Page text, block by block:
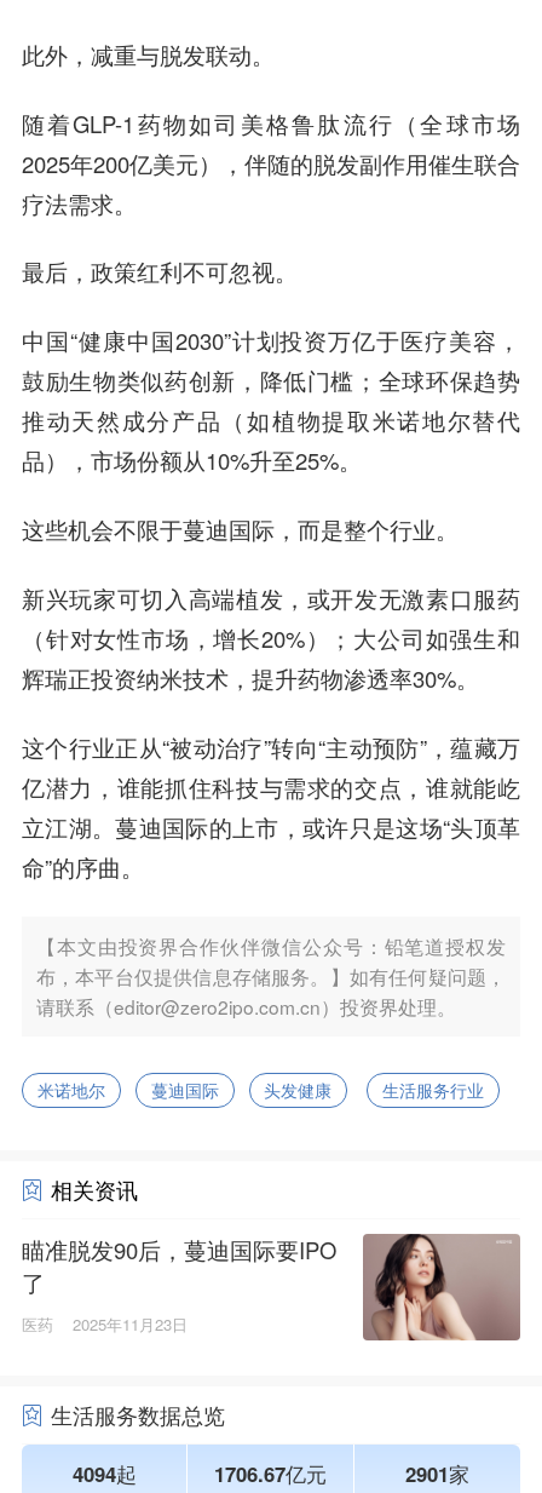
此外，减重与脱发联动。
随着GLP-1药物如司美格鲁肽流行（全球市场
2025年200亿美元），伴随的脱发副作用催生联合
疗法需求。
最后，政策红利不可忽视。
中国“健康中国2030”计划投资万亿于医疗美容，
鼓励生物类似药创新，降低门槛；全球环保趋势
推动天然成分产品（如植物提取米诺地尔替代
品），市场份额从10%升至25%。
这些机会不限于蔓迪国际，而是整个行业。
新兴玩家可切入高端植发，或开发无激素口服药
（针对女性市场，增长20%）；大公司如强生和
辉瑞正投资纳米技术，提升药物渗透率30%。
这个行业正从“被动治疗”转向“主动预防”，蕴藏万
亿潜力，谁能抓住科技与需求的交点，谁就能屹
立江湖。蔓迪国际的上市，或许只是这场“头顶革
命”的序曲。
【本文由投资界合作伙伴微信公众号：铅笔道授权发
布，本平台仅提供信息存储服务。】如有任何疑问题，
请联系（editor@zero2ipo.com.cn）投资界处理。
米诺地尔 蔓迪国际 头发健康 生活服务行业
相关资讯
瞄准脱发90后，蔓迪国际要IPO
了
医药 2025年11月23日
生活服务数据总览
4094起 1706.67亿元 2901家